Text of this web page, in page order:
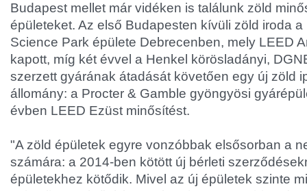
Budapest mellet már vidéken is találunk zöld
épületeket. Az első Budapesten kívüli zöld iroda
Science Park épülete Debrecenben, mely LEED
kapott, míg két évvel a Henkel körösladányi,
szerzett gyárának átadását követően egy új zöld
állomány: a Procter & Gamble gyöngyösi
évben LEED Ezüst minősítést.
"A zöld épületek egyre vonzóbbak elsősorban a
számára: a 2014-ben kötött új bérleti
épületekhez kötődik. Mivel az új épületek szinte